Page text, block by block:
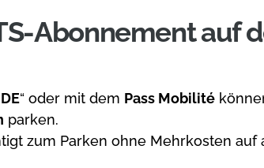
Abonnement auf
“ oder mit dem Pass Mobilité
parken.
zum Parken ohne Mehrkosten auf